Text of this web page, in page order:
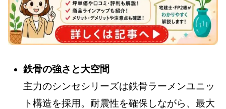
鉄骨の強さと大空間
主力のシンセシリーズは鉄骨ラーメンユニッ
ト構造を採用。耐震性を確保しながら、最大